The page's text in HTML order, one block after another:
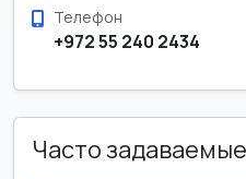
Телефон
+972 55 240 2434
Часто